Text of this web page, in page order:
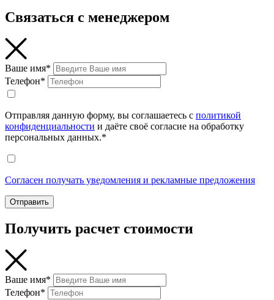
Связаться с менеджером
Ваше имя*
Телефон*
Отправляя данную форму, вы соглашаетесь с политикой
конфиденциальности и даёте своё согласие на обработку
персональных данных.*
Согласен получать уведомления и рекламные предложения
Отправить
Получить расчет стоимости
Ваше имя*
Телефон*